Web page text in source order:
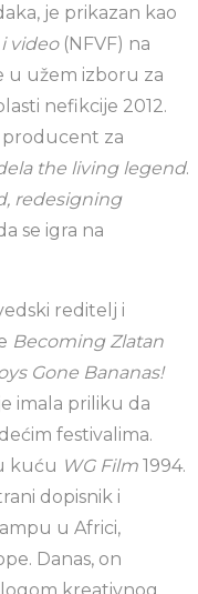
je prikazan kao
video(NFVF) na
u užem izboru za
nefikcije 2012.
producent za
the living legend.
redesigning
se igra na
reditelj i
Becoming Zlatan
Gone Bananas!
imala priliku da
festivalima.
kuću WG Film 1994.
dopisnik i
u Africi,
Danas, on